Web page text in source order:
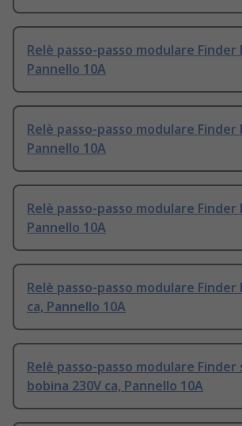
Relè passo-passo modulare Finder
Pannello 10A
Relè passo-passo modulare Finder
Pannello 10A
Relè passo-passo modulare Finder
Pannello 10A
Relè passo-passo modulare Finder
ca, Pannello 10A
Relè passo-passo modulare Finder
bobina 230V ca, Pannello 10A